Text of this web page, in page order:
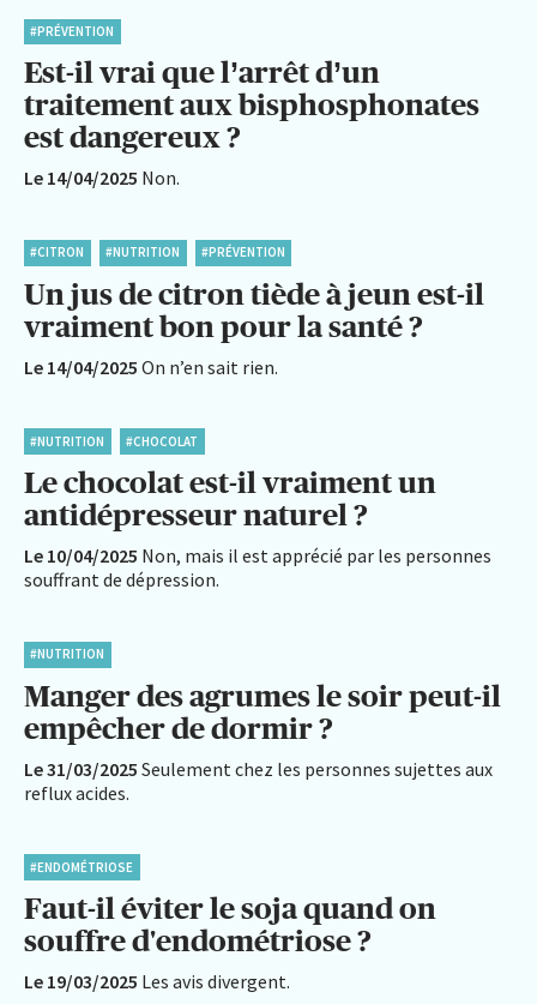
#PRÉVENTION
Est-il vrai que l’arrêt d’un
traitement aux bisphosphonates
est dangereux ?
Le 14/04/2025 Non.
#CITRON #NUTRITION #PRÉVENTION
Un jus de citron tiède à jeun est-il
vraiment bon pour la santé ?
Le 14/04/2025 On n’en sait rien.
#NUTRITION #CHOCOLAT
Le chocolat est-il vraiment un
antidépresseur naturel ?
Le 10/04/2025 Non, mais il est apprécié par les personnes
souffrant de dépression.
#NUTRITION
Manger des agrumes le soir peut-il
empêcher de dormir ?
Le 31/03/2025 Seulement chez les personnes sujettes aux
reflux acides.
#ENDOMÉTRIOSE
Faut-il éviter le soja quand on
souffre d'endométriose ?
Le 19/03/2025 Les avis divergent.